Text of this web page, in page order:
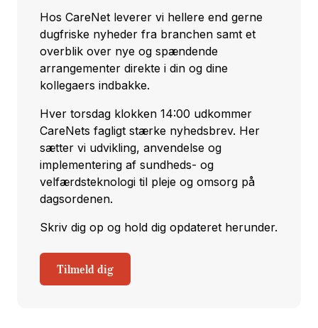
Hos CareNet leverer vi hellere end gerne
dugfriske nyheder fra branchen samt et
overblik over nye og spændende
arrangementer direkte i din og dine
kollegaers indbakke.
Hver torsdag klokken 14:00 udkommer
CareNets fagligt stærke nyhedsbrev. Her
sætter vi udvikling, anvendelse og
implementering af sundheds- og
velfærdsteknologi til pleje og omsorg på
dagsordenen.
Skriv dig op og hold dig opdateret herunder.
Tilmeld dig